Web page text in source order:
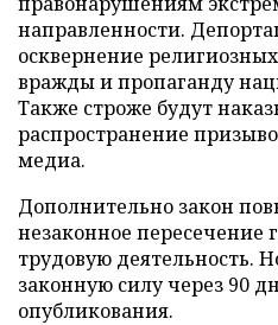
направленности.
осквернение
вражды и пропаганду
Также строже будут
распространение
медиа.
Дополнительно закон
незаконное пересечение
трудовую деятельность.
законную силу через 90
опубликования.